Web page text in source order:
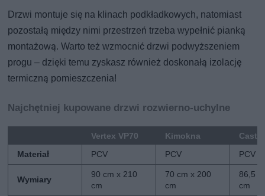
Drzwi montuje się na klinach podkładkowych, natomiast
pozostałą między nimi przestrzeń trzeba wypełnić pianką
montażową. Warto też wzmocnić drzwi podwyższeniem
progu – dzięki temu zyskasz również doskonałą izolację
termiczną pomieszczenia!
Najchętniej kupowane drzwi rozwierno-uchylne
Vertex VP70 Kimokna
Materiał
PCV PCV PCV
Wymiary
90 cm x 210
cm
70 cm x 200
cm
86,5
cm